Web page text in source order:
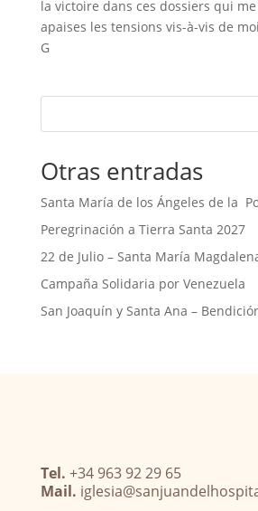
la victoire dans ces dossiers qui
apaises les tensions vis-à-vis de
G
Otras entradas
Santa María de los Ángeles de la
Peregrinación a Tierra Santa 2027
22 de Julio – Santa María
Campaña Solidaria por Venezuela
San Joaquín y Santa Ana –
Tel. +34 963 92 29 65
Mail.